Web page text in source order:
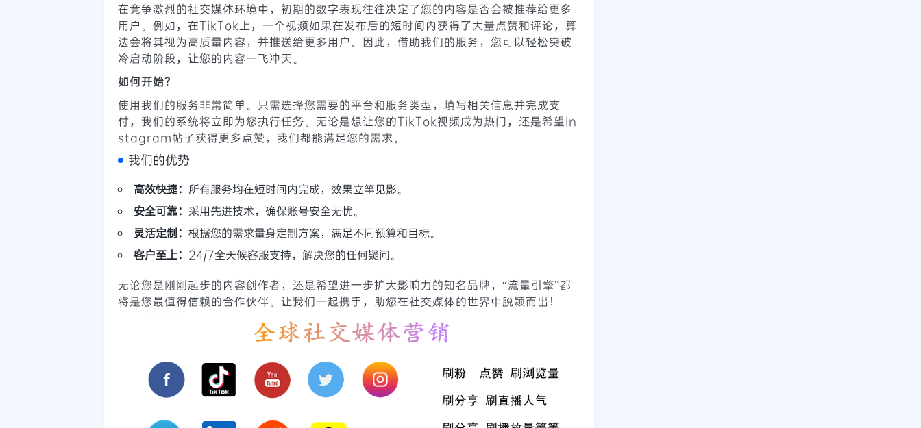
在竞争激烈的社交媒体环境中，初期的数字表现往往决定了您的内容是否会被推荐给更多
用户。例如，在TikTok上，一个视频如果在发布后的短时间内获得了大量点赞和评论，算
法会将其视为高质量内容，并推送给更多用户。因此，借助我们的服务，您可以轻松突破
冷启动阶段，让您的内容一飞冲天。
如何开始？
使用我们的服务非常简单。只需选择您需要的平台和服务类型，填写相关信息并完成支
付，我们的系统将立即为您执行任务。无论是想让您的TikTok视频成为热门，还是希望In
stagram帖子获得更多点赞，我们都能满足您的需求。
我们的优势
高效快捷： 所有服务均在短时间内完成，效果立竿见影。
安全可靠： 采用先进技术，确保账号安全无忧。
灵活定制： 根据您的需求量身定制方案，满足不同预算和目标。
客户至上： 24/7全天候客服支持，解决您的任何疑问。
无论您是刚刚起步的内容创作者，还是希望进一步扩大影响力的知名品牌，“流量引擎”都
将是您最值得信赖的合作伙伴。让我们一起携手，助您在社交媒体的世界中脱颖而出！